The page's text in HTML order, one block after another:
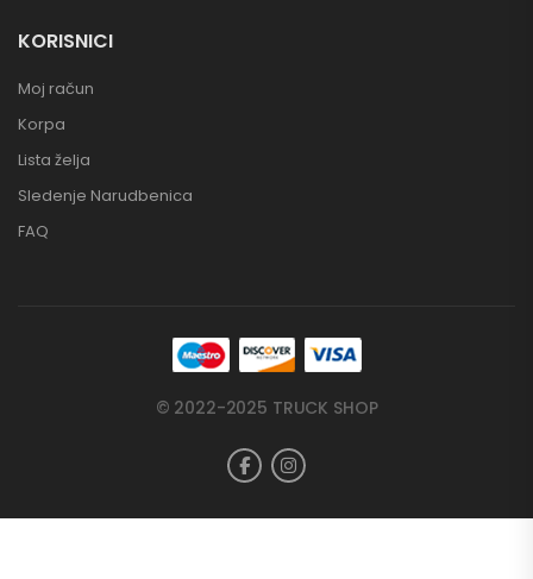
KORISNICI
Moj račun
Korpa
Lista želja
Sledenje Narudbenica
FAQ
© 2022-2025 TRUCK SHOP